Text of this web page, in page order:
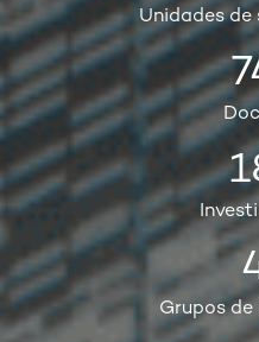
Unidades
Grupos